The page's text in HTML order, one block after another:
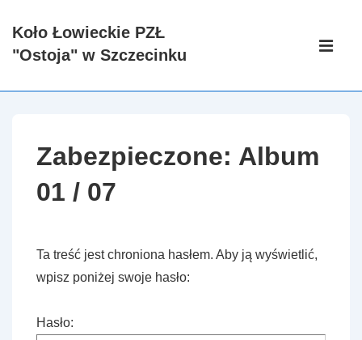
SkipKoło Łowieckie PZŁ
"Ostoja" w Szczecinku
Główna
Zabezpieczone: Album
01 / 07
Ta treść jest chroniona hasłem. Aby ją wyświetlić,
wpisz poniżej swoje hasło:
Hasło: